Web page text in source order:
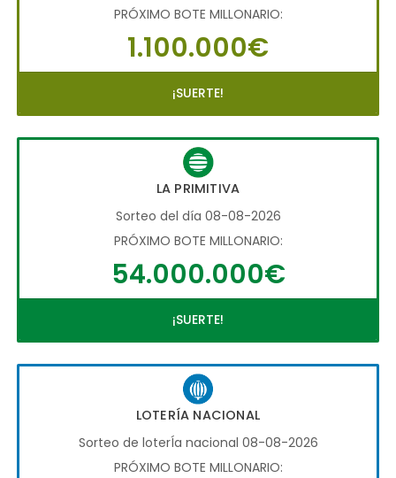
PRÓXIMO BOTE MILLONARIO:
1.100.000€
¡SUERTE!
LA PRIMITIVA
Sorteo del día 08-08-2026
PRÓXIMO BOTE MILLONARIO:
54.000.000€
¡SUERTE!
LOTERÍA NACIONAL
Sorteo de loterÍa nacional 08-08-2026
PRÓXIMO BOTE MILLONARIO: